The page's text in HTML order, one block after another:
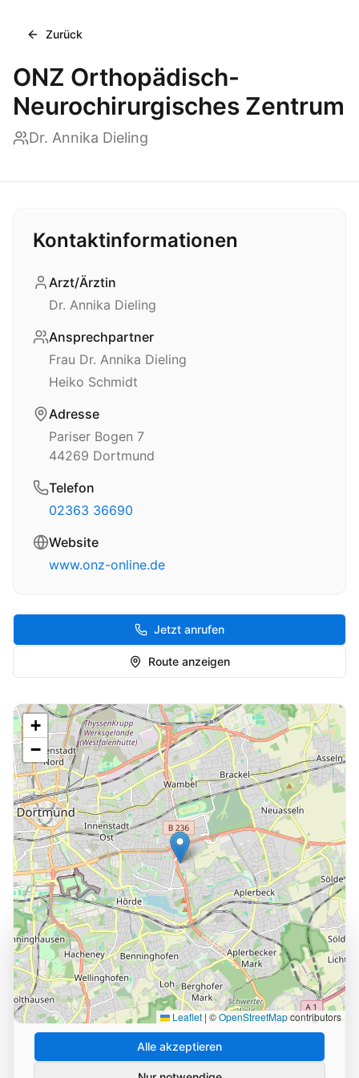
Cookie-Einstellungen
Wir verwenden Cookies und ähnliche Technologien, um
die Nutzung unserer Website zu analysieren und zu
verbessern. Durch Ihre Zustimmung helfen Sie uns,
unseren Service zu optimieren.
Alle akzeptieren
Zurück
ONZ Orthopädisch-
Neurochirurgisches Zentrum
Dr. Annika Dieling
Kontaktinformationen
Arzt/Ärztin
Dr. Annika Dieling
Ansprechpartner
Frau Dr. Annika Dieling
Heiko Schmidt
Adresse
Pariser Bogen 7
44269 Dortmund
Telefon
02363 36690
Website
www.onz-online.de
Jetzt anrufen
Route anzeigen
+
−
Leaflet | ©OpenStreetMapcontributors